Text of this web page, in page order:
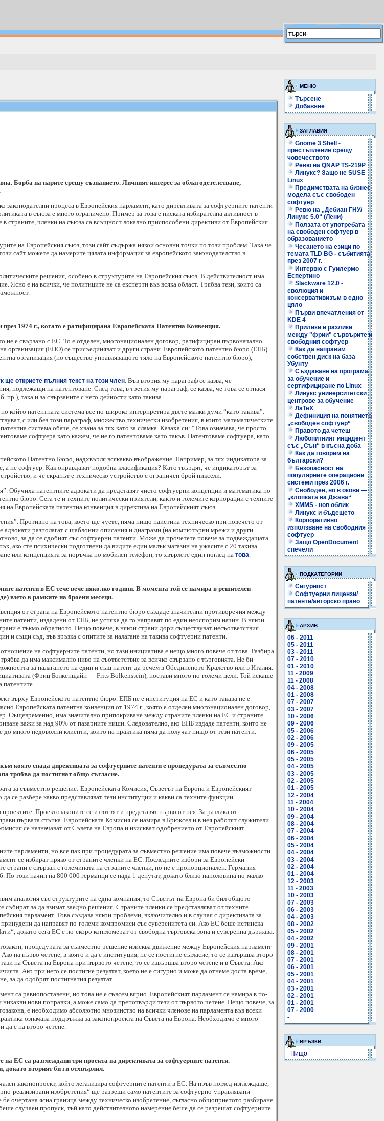
Борба на парите срещу съзнанието. Личният интерес за облагодетелстване,
процеса в Европейския парламент, като директивата за софтуерните патенти
в съюза е много ограничено. Пример за това е ниската избирателна активност в
страните, членки на съюза са всъщност локално приспособени директиви от Европейския
на Европейския съюз, този сайт съдържа някои основни точки по този проблем. Така че
сайт можете да намерите цялата информация за европейското законодателство в
решения, особено в структурите на Европейския съюз. В действителност има
Ясно е на всички, че политиците не са експерти във всяка област. Трябва тези, които са
1974 г., когато е ратифицирана Европейската Патентна Конвенция.
не е свързано с ЕС. То е отделен, многонационален договор, ратифициран първоначално
организация (ЕПО) се присъединяват и други страни. Европейското патентно бюро (ЕПБ)
организация (по същество управляващото тяло на Европейското патентно бюро),
ще откриете пълния текст на този член. Във втория му параграф се казва, че
подлежащи на патентоване. След това, в третия му параграф, се казва, че това се отнася
така и за свързаните с него дейности като такива.
който патентната система все по-широко интерпретира двете малки думи “като такива”.
с или без този параграф, множество технически изобретения, в които математическите
система обаче, се хвана за тях като за сламка. Казаха си: “Това означава, че просто
софтуера като кажем, че не го патентоваме като такъв. Патентоваме софтуера, като
Патентно Бюро, надхвърля всякакво въображение. Например, за тях индикатора за
не софтуер. Как оправдават подобна класификация? Като твърдят, че индикаторът за
и че екранът е техническо устройство с ограничен брой пиксели.
Обучиха патентните адвокати да представят чисто софтуерни концепции и математика по
бюро. Сега те и техните политически приятели, както и големите корпорации с техните
на Европейската патентна конвенция в директива на Европейският съюз.
Противно на това, което ще чуете, няма нищо наистина техническо при повечето от
адвокати разполагат с шаблонни описания и диаграми (на компютърни мрежи и други
за да се сдобият със софтуерни патенти. Може да прочетете повече за подвеждащата
ако сте психически подготвени да видите един малък магазин на ужасите с 20 такива
или концепцията за поръчка по мобилен телефон, то хвърлете един поглед на това.
патенти в ЕС тече вече няколко години. В момента той се намира в решителен
взето в рамките на броени месеци.
от страна на Европейското патентно бюро създаде значителни противоречия между
патенти, издадени от ЕПБ, не успяха да го направят по един неоспорим начин. В някои
е тъкмо обратното. Нещо повече, в някои страни дори съществуват несъответствия
същи съд, във връзка с опитите за налагане на такива софтуерни патенти.
на софтуерните патенти, но тази инициатива е нещо много повече от това. Разбира
да има максимално ниво на съответствие за всичко свързано с търговията. Не би
за налагането на един и същ патент да речем в Обединеното Кралство или в Италия.
(Фриц Болкенщайн — Frits Bolkenstein), постави много по-големи цели. Той искаше
върху Европейското патентно бюро. ЕПБ не е институция на ЕС и като такава не е
Европейската патентна конвенция от 1974 г., която е отделен многонационален договор,
Същевременно, има значително припокриване между страните членки на ЕС и страните
важи за над 90% от пазарните ниши. Следователно, ако ЕПБ издаде патенти, които не
много недоволни клиенти, които на практика няма да получат нищо от тези патенти.
която спада директивата за софтуерните патенти е процедурата за съвместно
трябва да постигнат общо съгласие.
за съвместно решение: Европейската Комисия, Съветът на Европа и Европейският
се разбере какво представляват тези институции и какви са техните функции.
Проектозаконите се изготвят и представят първо от нея. За разлика от
първата стъпка. Европейската Комисия се намира в Брюксел и в нея работят служители
се назначават от Съвета на Европа и изискват одобрението от Европейският
парламенти, но все пак при процедурата за съвместно решение има повече възможности
се избират пряко от страните членки на ЕС. Последните избори за Европейски
страни е свързан с големината на страните членки, но не е пропорционален. Германия
този начин на 800 000 германци се пада 1 депутат, докато близо наполовина по-малко
аналогия със структурите на една компания, то Съветът на Европа би бил общото
за да взимат заедно решения. Страните членки се представляват от техните
парламент. Това създава някои проблеми, включително и в случая с директивата за
да направят по-големи компромиси със суверенитета си. Ако ЕС беше истинска
докато сега ЕС е по-скоро конгломерат от свободна търговска зона и суверенна държава.
процедурата за съвместно решение изисква движение между Европейския парламент
на първо четене, в която и да е институция, не се постигне съгласие, то се извършва второ
на Съвета на Европа при първото четене, то се извършва второ четене и в Съвета. Ако
Ако при него се постигне резултат, което не е сигурно и може да отнеме доста време,
за да одобрят постигнатия резултат.
са равнопоставени, но това не е съвсем вярно. Европейският парламент се намира в по-
нови поправки, а може само да препотвърди тези от първото четене. Нещо повече, за
е необходимо абсолютно мнозинство на всички членове на парламента във всеки
означава поддръжка за законопроекта на Съвета на Европа. Необходимо е много
да е на второ четене.
ЕС са разглеждани три проекта на директивата за софтуерните патенти.
докато вторият би ги отхвърлил.
законопроект, който легализира софтуерните патенти в ЕС. На пръв поглед изглеждаше,
реализирани изобретения“ ще разреши само патентите за софтуерно-управлявани
очертана ясна граница между техническо изобретение, съгласно общоприетото разбиране
случаен пропуск, тъй като действителното намерение беше да се разрешат софтуерните
МЕНЮ
Търсене
Добавяне
ЗАГЛАВИЯ
Gnome 3 Shell -
престъпление срещу
човечеството
Ревю на QNAP TS-219P
Линукс? Защо не SUSE
Linux
Предимствата на бизнес
модела със свободен
софтуер
Ревю на „Дебиан ГНУ/
Линукс 5.0“ (Лени)
Ползата от употребата
на свободен софтуер в
образованието
Чесането на езици по
темата TLD BG - събитията
през 2007 г.
Интервю с Гуилермо
Еспертино
Slackware 12.0 -
еволюция и
консервативизъм в едно
цяло
Първи впечатления от
KDE 4
Прилики и разлики
между "фрии" сървърите и
свободния софтуер
Как да направим
собствен диск на база
Убунту
Създаване на програма
за обучение и
сертифициране по Linux
Линукс университетски
центрове за обучение
ЛаТеХ
Дефиниция на понятието
„свободен софтуер“
Правото да четеш
Любопитният инцидент
със „Сън“ в късна доба
Как да говорим на
български?
Безопасност на
популярните операциони
системи през 2006 г.
Свободен, но в окови —
„клопката на Джава“
XMMS - нов облик
Линукс и бъдещето
Корпоративно
използване на свободния
софтуер
Защо OpenDocument
спечели
ПОДКАТЕГОРИИ
Сигурност
Софтуерни лицензи/
патенти/авторско право
АРХИВ
06 - 2011
05 - 2011
03 - 2011
07 - 2010
01 - 2010
11 - 2009
11 - 2008
04 - 2008
01 - 2008
07 - 2007
03 - 2007
10 - 2006
09 - 2006
05 - 2006
02 - 2006
09 - 2005
06 - 2005
05 - 2005
04 - 2005
03 - 2005
02 - 2005
01 - 2005
12 - 2004
11 - 2004
10 - 2004
09 - 2004
08 - 2004
07 - 2004
06 - 2004
05 - 2004
04 - 2004
03 - 2004
02 - 2004
01 - 2004
12 - 2003
11 - 2003
10 - 2003
07 - 2003
06 - 2003
04 - 2003
08 - 2002
05 - 2002
04 - 2002
09 - 2001
08 - 2001
07 - 2001
06 - 2001
05 - 2001
04 - 2001
03 - 2001
02 - 2001
01 - 2001
07 - 2000
-
ВРЪЗКИ
Нищо